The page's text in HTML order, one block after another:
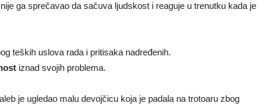
ga sprečavao da sačuva ljudskost i reaguje u trenutku kada je
teških uslova rada i pritisaka nadređenih.
iznad svojih problema.
je ugledao malu devojčicu koja je padala na trotoaru zbog